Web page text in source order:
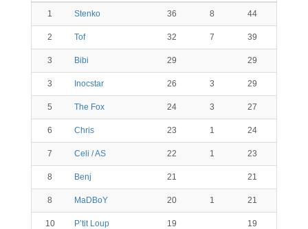
1 Stenko 36 8 44
2 Tof 32 7 39
3 Bibi 29 29
3 Inocstar 26 3 29
5 The Fox 24 3 27
6 Chris 23 1 24
7 Celi / AS 22 1 23
8 Benj 21 21
8 MaDBoY 20 1 21
10 P’tit Loup 19 19